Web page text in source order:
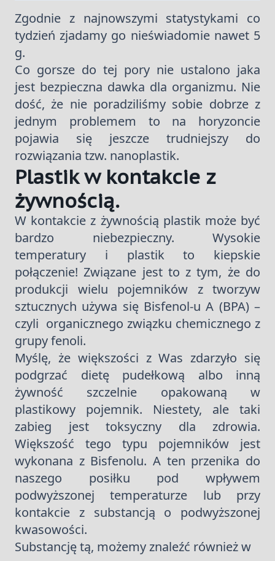
Zgodnie z najnowszymi statystykami co
tydzień zjadamy go nieświadomie nawet 5
g.
Co gorsze do tej pory nie ustalono jaka
jest bezpieczna dawka dla organizmu. Nie
dość, że nie poradziliśmy sobie dobrze z
jednym problemem to na horyzoncie
pojawia się jeszcze trudniejszy do
rozwiązania tzw. nanoplastik.
Plastik w kontakcie z
żywnością.
W kontakcie z żywnością plastik może być
bardzo niebezpieczny. Wysokie
temperatury i plastik to kiepskie
połączenie! Związane jest to z tym, że do
produkcji wielu pojemników z tworzyw
sztucznych używa się Bisfenol-u A (BPA) –
czyli organicznego związku chemicznego z
grupy fenoli.
Myślę, że większości z Was zdarzyło się
podgrzać dietę pudełkową albo inną
żywność szczelnie opakowaną w
plastikowy pojemnik. Niestety, ale taki
zabieg jest toksyczny dla zdrowia.
Większość tego typu pojemników jest
wykonana z Bisfenolu. A ten przenika do
naszego posiłku pod wpływem
podwyższonej temperaturze lub przy
kontakcie z substancją o podwyższonej
kwasowości.
Substancję tą, możemy znaleźć również w